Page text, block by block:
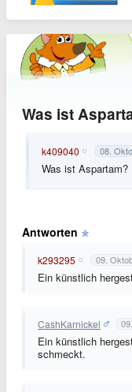
Was ist
k409040 08.
Was ist Aspartam?
Antworten
k293295 09.
Ein künstlich
CashKarnickel
Ein künstlich
schmeckt.